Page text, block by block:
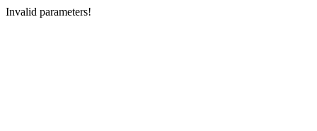
Invalid parameters!